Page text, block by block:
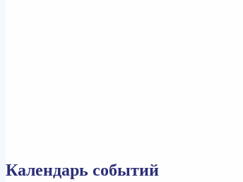
Календарь событий